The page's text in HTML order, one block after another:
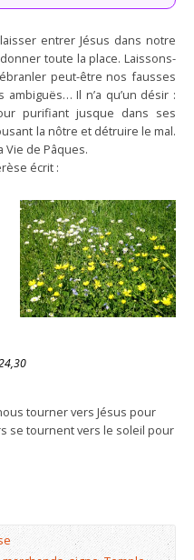
entrer Jésus dans notre
toute la place. Laissons-
peut-être nos fausses
Il n’a qu’un désir :
purifiant jusque dans ses
la nôtre et détruire le mal.
Vie de Pâques.
écrit :
tourner vers Jésus pour
se tournent vers le soleil pour